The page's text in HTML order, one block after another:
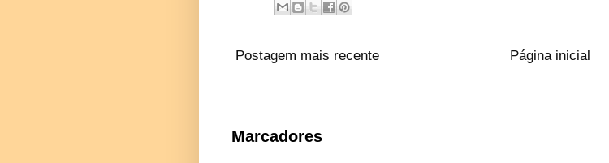
Postagem mais recente Página inicial
Marcadores